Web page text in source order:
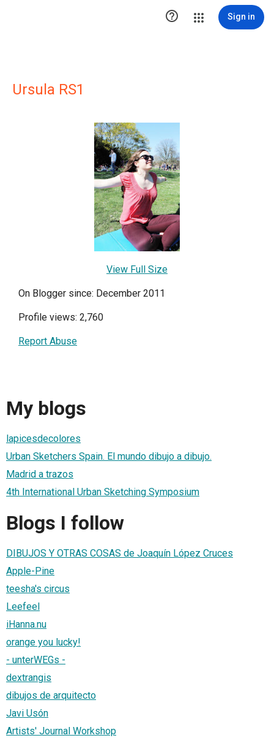
 Sign in
Ursula RS1
View Full Size
On Blogger since: December 2011
Profile views: 2,760
Report Abuse
My blogs
lapicesdecolores
Urban Sketchers Spain. El mundo dibujo a dibujo.
Madrid a trazos
4th International Urban Sketching Symposium
Blogs I follow
DIBUJOS Y OTRAS COSAS de Joaquín López Cruces
Apple-Pine
teesha's circus
Leefeel
iHanna.nu
orange you lucky!
- unterWEGs -
dextrangis
dibujos de arquitecto
Javi Usón
Artists' Journal Workshop